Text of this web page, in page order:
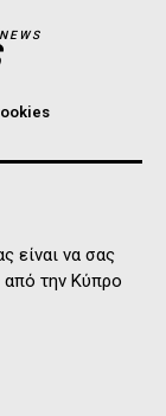
NEWS
είναι να σας
από την Κύπρο